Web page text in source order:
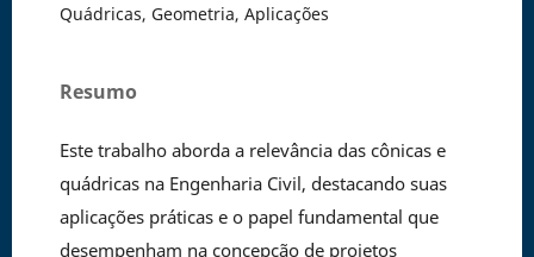
Quádricas, Geometria, Aplicações
Resumo
Este trabalho aborda a relevância das cônicas e
quádricas na Engenharia Civil, destacando suas
aplicações práticas e o papel fundamental que
desempenham na concepção de projetos